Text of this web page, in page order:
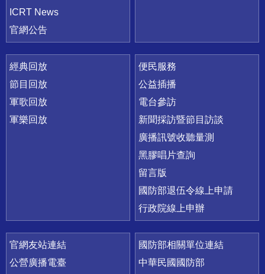
ICRT News
官網公告
經典回放
節目回放
軍歌回放
軍樂回放
便民服務
公益插播
電台參訪
新聞採訪暨節目訪談
廣播訊號收聽量測
黑膠唱片查詢
留言版
國防部退伍令線上申請
行政院線上申辦
官網友站連結
公營廣播電臺
國防部相關單位連結
中華民國國防部